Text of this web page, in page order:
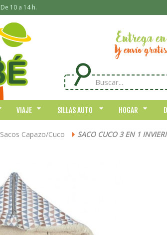
De 10 a 14 h.
VIAJE SILLAS AUTO HOGAR
Sacos Capazo/Cuco > SACO CUCO 3 EN 1